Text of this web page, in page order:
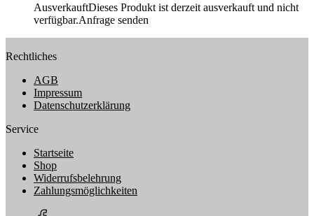
AusverkauftDieses Produkt ist derzeit ausverkauft und nicht
verfügbar.Anfrage senden
Rechtliches
AGB
Impressum
Datenschutzerklärung
Service
Startseite
Shop
Widerrufsbelehrung
Zahlungsmöglichkeiten